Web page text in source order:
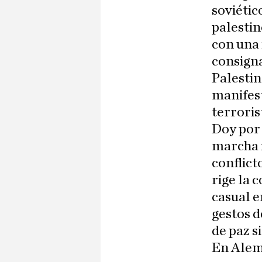
con
Doy por
marcha
rige la
casual
gestos
de paz
En